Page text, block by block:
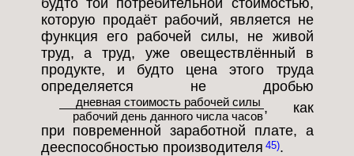
которую продаёт рабочий, является не
функция его рабочей силы, не живой
труд, а труд, уже овеществлённый в
продукте, и будто цена этого труда
определяется не дробью
дневная стоимость рабочей силы
рабочий день данного числа часов
, как
при повременной заработной плате, а
дееспособностью производителя 45 .